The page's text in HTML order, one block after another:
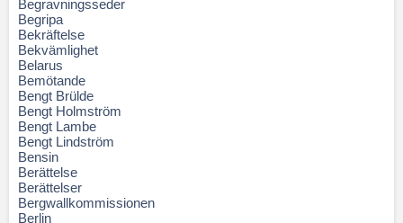
Begravningsseder
Begripa
Bekräftelse
Bekvämlighet
Belarus
Bemötande
Bengt Brülde
Bengt Holmström
Bengt Lambe
Bengt Lindström
Bensin
Berättelse
Berättelser
Bergwallkommissionen
Berlin